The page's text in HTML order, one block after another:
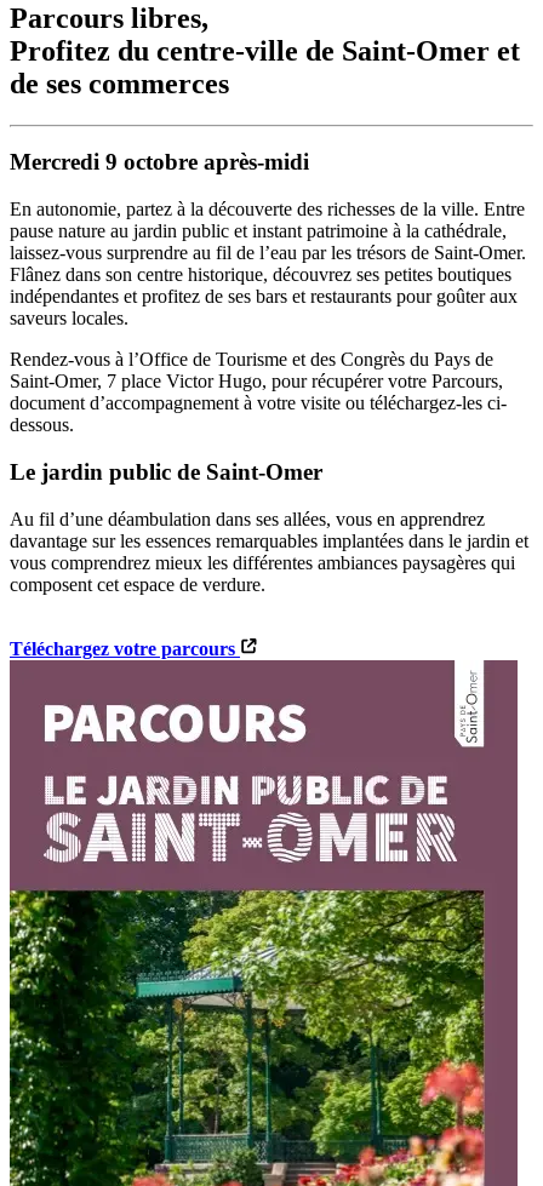
Parcours libres,
Profitez du centre-ville de Saint-Omer et
de ses commerces
Mercredi 9 octobre après-midi
En autonomie, partez à la découverte des richesses de la ville. Entre
pause nature au jardin public et instant patrimoine à la cathédrale,
laissez-vous surprendre au fil de l’eau par les trésors de Saint-Omer.
Flânez dans son centre historique, découvrez ses petites boutiques
indépendantes et profitez de ses bars et restaurants pour goûter aux
saveurs locales.
Rendez-vous à l’Office de Tourisme et des Congrès du Pays de
Saint-Omer, 7 place Victor Hugo, pour récupérer votre Parcours,
document d’accompagnement à votre visite ou téléchargez-les ci-
dessous.
Le jardin public de Saint-Omer
Au fil d’une déambulation dans ses allées, vous en apprendrez
davantage sur les essences remarquables implantées dans le jardin et
vous comprendrez mieux les différentes ambiances paysagères qui
composent cet espace de verdure.
Téléchargez votre parcours